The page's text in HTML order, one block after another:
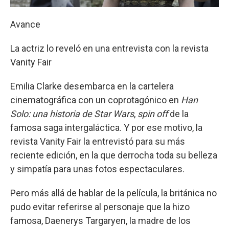
Avance
La actriz lo reveló en una entrevista con la revista
Vanity Fair
Emilia Clarke desembarca en la cartelera
cinematográfica con un coprotagónico en Han
Solo: una historia de Star Wars, spin offde la
famosa saga intergaláctica. Y por ese motivo, la
revista Vanity Fair la entrevistó para su más
reciente edición, en la que derrocha toda su belleza
y simpatía para unas fotos espectaculares.
Pero más allá de hablar de la película, la británica no
pudo evitar referirse al personaje que la hizo
famosa, Daenerys Targaryen, la madre de los